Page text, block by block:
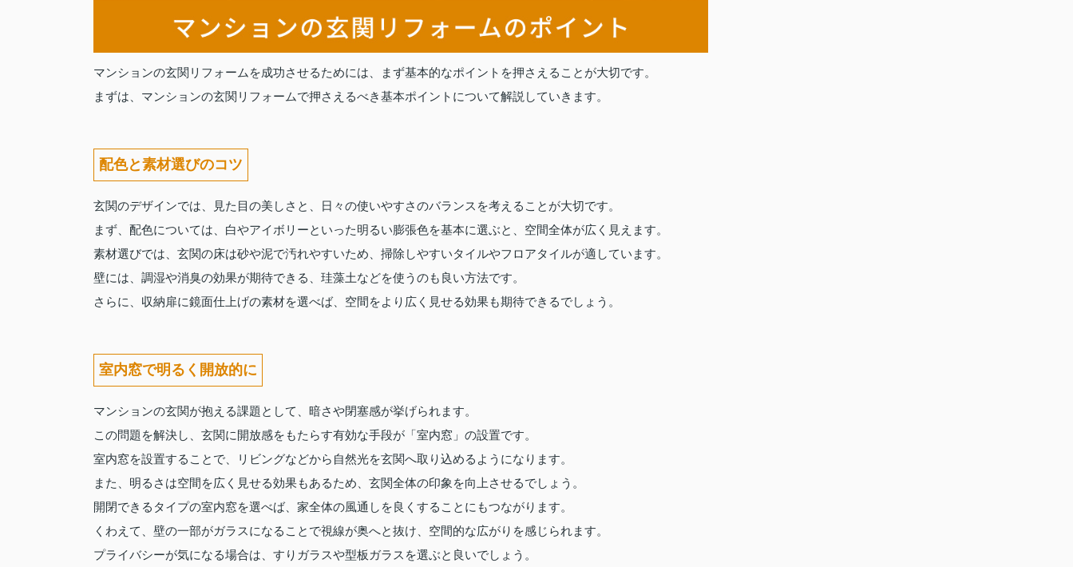
マンションの玄関リフォームを成功させるためには、まず基本的なポイントを押さえることが大切です。
まずは、マンションの玄関リフォームで押さえるべき基本ポイントについて解説していきます。
配色と素材選びのコツ
玄関のデザインでは、見た目の美しさと、日々の使いやすさのバランスを考えることが大切です。
まず、配色については、白やアイボリーといった明るい膨張色を基本に選ぶと、空間全体が広く見えます。
素材選びでは、玄関の床は砂や泥で汚れやすいため、掃除しやすいタイルやフロアタイルが適しています。
壁には、調湿や消臭の効果が期待できる、珪藻土などを使うのも良い方法です。
さらに、収納扉に鏡面仕上げの素材を選べば、空間をより広く見せる効果も期待できるでしょう。
室内窓で明るく開放的に
マンションの玄関が抱える課題として、暗さや閉塞感が挙げられます。
この問題を解決し、玄関に開放感をもたらす有効な手段が「室内窓」の設置です。
室内窓を設置することで、リビングなどから自然光を玄関へ取り込めるようになります。
また、明るさは空間を広く見せる効果もあるため、玄関全体の印象を向上させるでしょう。
開閉できるタイプの室内窓を選べば、家全体の風通しを良くすることにもつながります。
くわえて、壁の一部がガラスになることで視線が奥へと抜け、空間的な広がりを感じられます。
プライバシーが気になる場合は、すりガラスや型板ガラスを選ぶと良いでしょう。